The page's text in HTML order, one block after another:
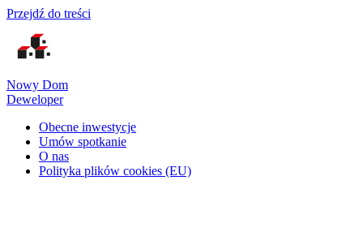
Przejdź do treści
Nowy Dom
Deweloper
Obecne inwestycje
Umów spotkanie
O nas
Polityka plików cookies (EU)